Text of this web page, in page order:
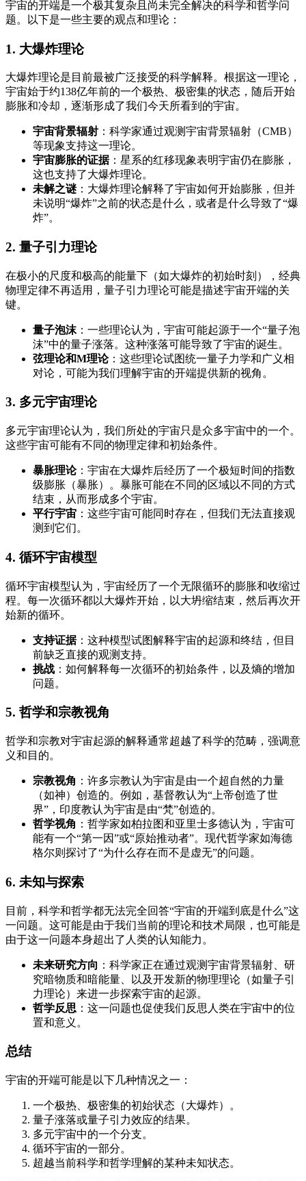
宇宙的开端是一个极其复杂且尚未完全解决的科学和哲学问
题。以下是一些主要的观点和理论：
1. 大爆炸理论
大爆炸理论是目前最被广泛接受的科学解释。根据这一理论，
宇宙始于约138亿年前的一个极热、极密集的状态，随后开始
膨胀和冷却，逐渐形成了我们今天所看到的宇宙。
宇宙背景辐射 ：科学家通过观测宇宙背景辐射（CMB）
等现象支持这一理论。
宇宙膨胀的证据：星系的红移现象表明宇宙仍在膨胀，
这也支持了大爆炸理论。
未解之谜：大爆炸理论解释了宇宙如何开始膨胀，但并
未说明“爆炸”之前的状态是什么，或者是什么导致了“爆
炸”。
2. 量子引力理论
在极小的尺度和极高的能量下（如大爆炸的初始时刻），经典
物理定律不再适用，量子引力理论可能是描述宇宙开端的关
键。
量子泡沫 ：一些理论认为，宇宙可能起源于一个“量子泡
沫”中的量子涨落。这种涨落可能导致了宇宙的诞生。
弦理论和M理论：这些理论试图统一量子力学和广义相
对论，可能为我们理解宇宙的开端提供新的视角。
3. 多元宇宙理论
多元宇宙理论认为，我们所处的宇宙只是众多宇宙中的一个。
这些宇宙可能有不同的物理定律和初始条件。
暴胀理论：宇宙在大爆炸后经历了一个极短时间的指数
级膨胀（暴胀）。暴胀可能在不同的区域以不同的方式
结束，从而形成多个宇宙。
平行宇宙 ：这些宇宙可能同时存在，但我们无法直接观
测到它们。
4. 循环宇宙模型
循环宇宙模型认为，宇宙经历了一个无限循环的膨胀和收缩过
程。每一次循环都以大爆炸开始，以大坍缩结束，然后再次开
始新的循环。
支持证据：这种模型试图解释宇宙的起源和终结，但目
前缺乏直接的观测支持。
挑战 ：如何解释每一次循环的初始条件，以及熵的增加
问题。
5. 哲学和宗教视角
哲学和宗教对宇宙起源的解释通常超越了科学的范畴，强调意
义和目的。
宗教视角 ：许多宗教认为宇宙是由一个超自然的力量
（如神）创造的。例如，基督教认为“上帝创造了世
界”，印度教认为宇宙是由“梵”创造的。
哲学视角 ：哲学家如柏拉图和亚里士多德认为，宇宙可
能有一个“第一因”或“原始推动者”。现代哲学家如海德
格尔则探讨了“为什么存在而不是虚无”的问题。
6. 未知与探索
目前，科学和哲学都无法完全回答“宇宙的开端到底是什么”这
一问题。这可能是由于我们当前的理论和技术局限，也可能是
由于这一问题本身超出了人类的认知能力。
未来研究方向 ：科学家正在通过观测宇宙背景辐射、研
究暗物质和暗能量、以及开发新的物理理论（如量子引
力理论）来进一步探索宇宙的起源。
哲学反思 ：这一问题也促使我们反思人类在宇宙中的位
置和意义。
总结
宇宙的开端可能是以下几种情况之一：
一个极热、极密集的初始状态（大爆炸）。
量子涨落或量子引力效应的结果。
多元宇宙中的一个分支。
循环宇宙的一部分。
超越当前科学和哲学理解的某种未知状态。